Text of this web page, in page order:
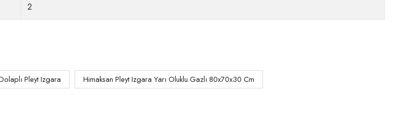
2
Pleyt Izgara Himaksan Pleyt Izgara Yarı Oluklu Gazlı 80x70x30 Cm